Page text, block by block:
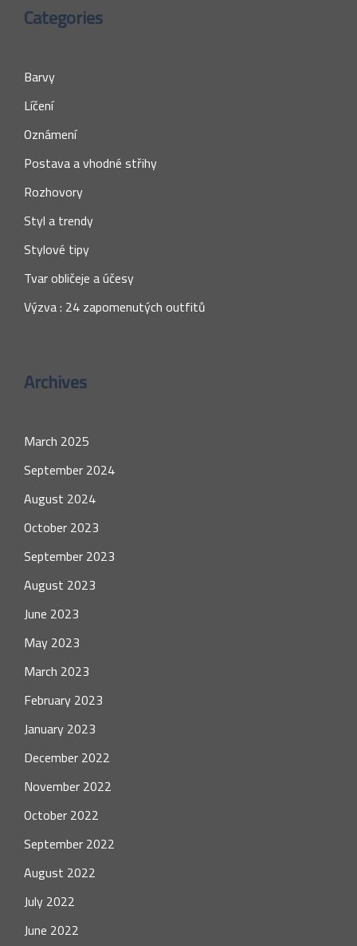
Categories
Barvy
Líčení
Oznámení
Postava a vhodné střihy
Rozhovory
Styl a trendy
Stylové tipy
Tvar obličeje a účesy
Výzva : 24 zapomenutých outfitů
Archives
March 2025
September 2024
August 2024
October 2023
September 2023
August 2023
June 2023
May 2023
March 2023
February 2023
January 2023
December 2022
November 2022
October 2022
September 2022
August 2022
July 2022
June 2022